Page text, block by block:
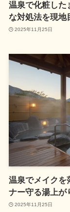
温泉で化粧した
な対処法を現地
2025年11月25日
温泉でメイクを
ナー守る湯上が
2025年11月25日